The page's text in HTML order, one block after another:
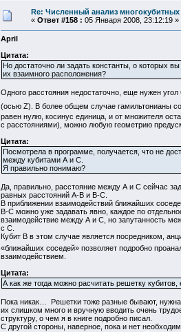
Re: Численный анализ многокубитных
« Ответ #158 : 05 Января 2008, 23:12:19 »
April
Цитата:
Но достаточно ли задать константы, о которых
их взаимного расположения?
Одного расстояния недостаточно, еще нужен угол
(осью Z). В более общем случае гамильтонианы
равен нулю, косинус единица, и от множителя
с расстояниями), можно любую геометрию
Цитата:
Посмотрела в программе, получается, что не
между кубитами А и С.
Я правильно понимаю?
Да, правильно, расстояние между А и С сейчас
равных расстояний А-В и В-С.
В приближении взаимодействий ближайших
В-С можно уже задавать явно, каждое по
взаимодействие между А и С, но запутанность
с С.
Кубит В в этом случае является посредником,
«ближайших соседей» позволяет подробно
взаимодействием.
Цитата:
А как же тогда можно расчитать решетку
Пока никак… Решетки тоже разные бывают, нужна
их слишком много и вручную вводить очень
структуру, о чем я в книге подробно писал.
С другой стороны, наверное, пока и нет